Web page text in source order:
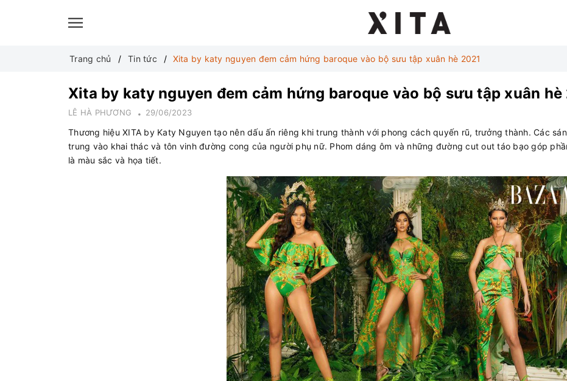
Trang chủ
Tin tức Xita by katy nguyen đem cảm hứng baroque vào bộ sưu tập xuân hè 2021
Xita by katy nguyen đem cảm hứng baroque vào bộ sưu tập xuân hè
LÊ HÀ PHƯƠNG 29/06/2023
Thương hiệu XITA by Katy Nguyen tạo nên dấu ấn riêng khi trung thành với phong cách quyến rũ, trưởng thành. Các
trung vào khai thác và tôn vinh đường cong của người phụ nữ. Phom dáng ôm và những đường cut out táo bạo góp
là màu sắc và họa tiết.